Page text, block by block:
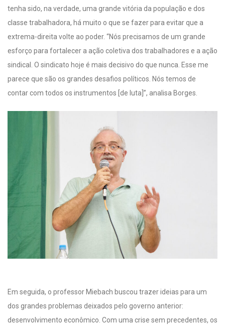
tenha sido, na verdade, uma grande vitória da população e dos
classe trabalhadora, há muito o que se fazer para evitar que a
extrema-direita volte ao poder. “Nós precisamos de um grande
esforço para fortalecer a ação coletiva dos trabalhadores e a ação
sindical. O sindicato hoje é mais decisivo do que nunca. Esse me
parece que são os grandes desafios políticos. Nós temos de
contar com todos os instrumentos [de luta]”, analisa Borges.
Em seguida, o professor Miebach buscou trazer ideias para um
dos grandes problemas deixados pelo governo anterior:
desenvolvimento econômico. Com uma crise sem precedentes, os